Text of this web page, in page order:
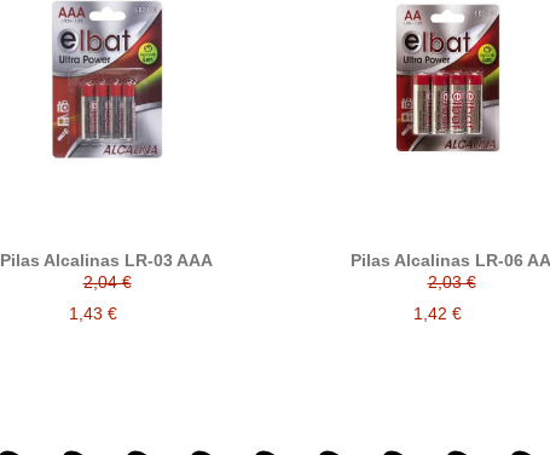
Pilas Alcalinas LR-03 AAA
2,04 €
1,43 €
Pilas Alcalinas LR-06
2,03 €
1,42 €